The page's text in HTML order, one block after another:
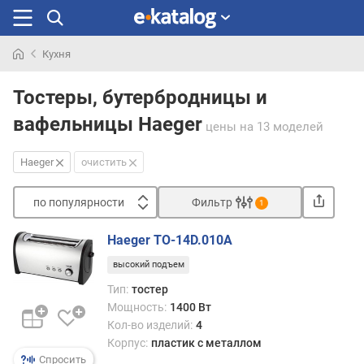
раньше
Кухня
Тостеры, бутербродницы и
вафельницы Haeger цены на 13 моделей
Haeger очистить
по популярности
п
о
п
л
Фильтр 1
Спросить
Haeger TO-14D.010A
высокий подъем
Тип: тостер
Мощность: 1400 Вт
Кол-во изделий: 4
Корпус: пластик с металлом